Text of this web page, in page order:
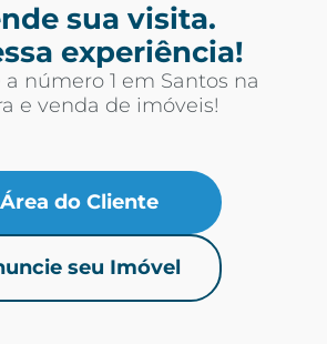
sua visita.
experiência!
número 1 em Santos na
e venda de imóveis!
Área do Cliente
seu Imóvel